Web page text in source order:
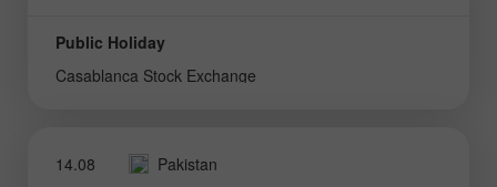
Public Holiday
Casablanca Stock Exchange
14.08 Pakistan